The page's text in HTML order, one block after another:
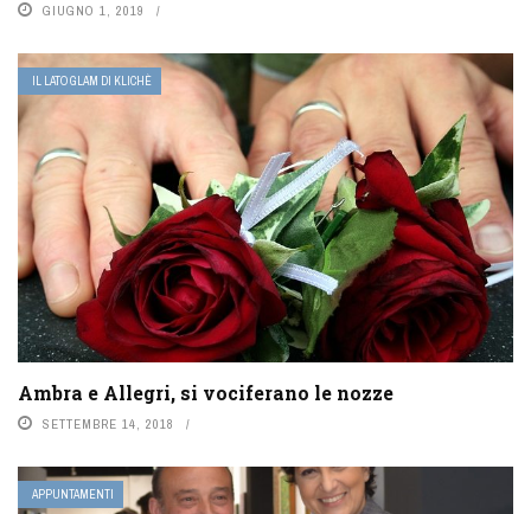
GIUGNO 1, 2019
IL LATO GLAM DI KLICHÈ
Ambra e Allegri, si vociferano le nozze
SETTEMBRE 14, 2018
APPUNTAMENTI